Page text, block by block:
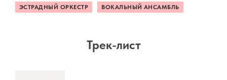
ЭСТРАДНЫЙ ОРКЕСТР ВОКАЛЬНЫЙ АНСАМБЛЬ
Трек-лист